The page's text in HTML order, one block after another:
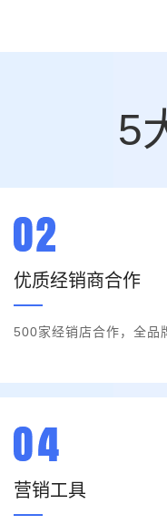
5
优质经销商合作
500家经销店合作，全品
营销工具